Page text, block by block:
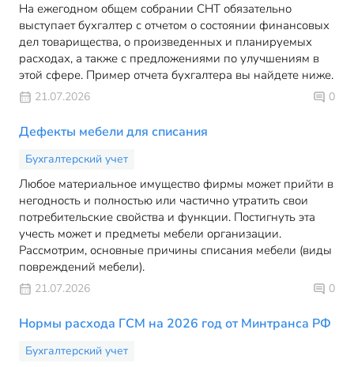
На ежегодном общем собрании СНТ обязательно
выступает бухгалтер с отчетом о состоянии финансовых
дел товарищества, о произведенных и планируемых
расходах, а также с предложениями по улучшениям в
этой сфере. Пример отчета бухгалтера вы найдете ниже.
21.07.2026 0
Дефекты мебели для списания
Бухгалтерский учет
Любое материальное имущество фирмы может прийти в
негодность и полностью или частично утратить свои
потребительские свойства и функции. Постигнуть эта
учесть может и предметы мебели организации.
Рассмотрим, основные причины списания мебели (виды
повреждений мебели).
21.07.2026 0
Нормы расхода ГСМ на 2026 год от Минтранса РФ
Бухгалтерский учет